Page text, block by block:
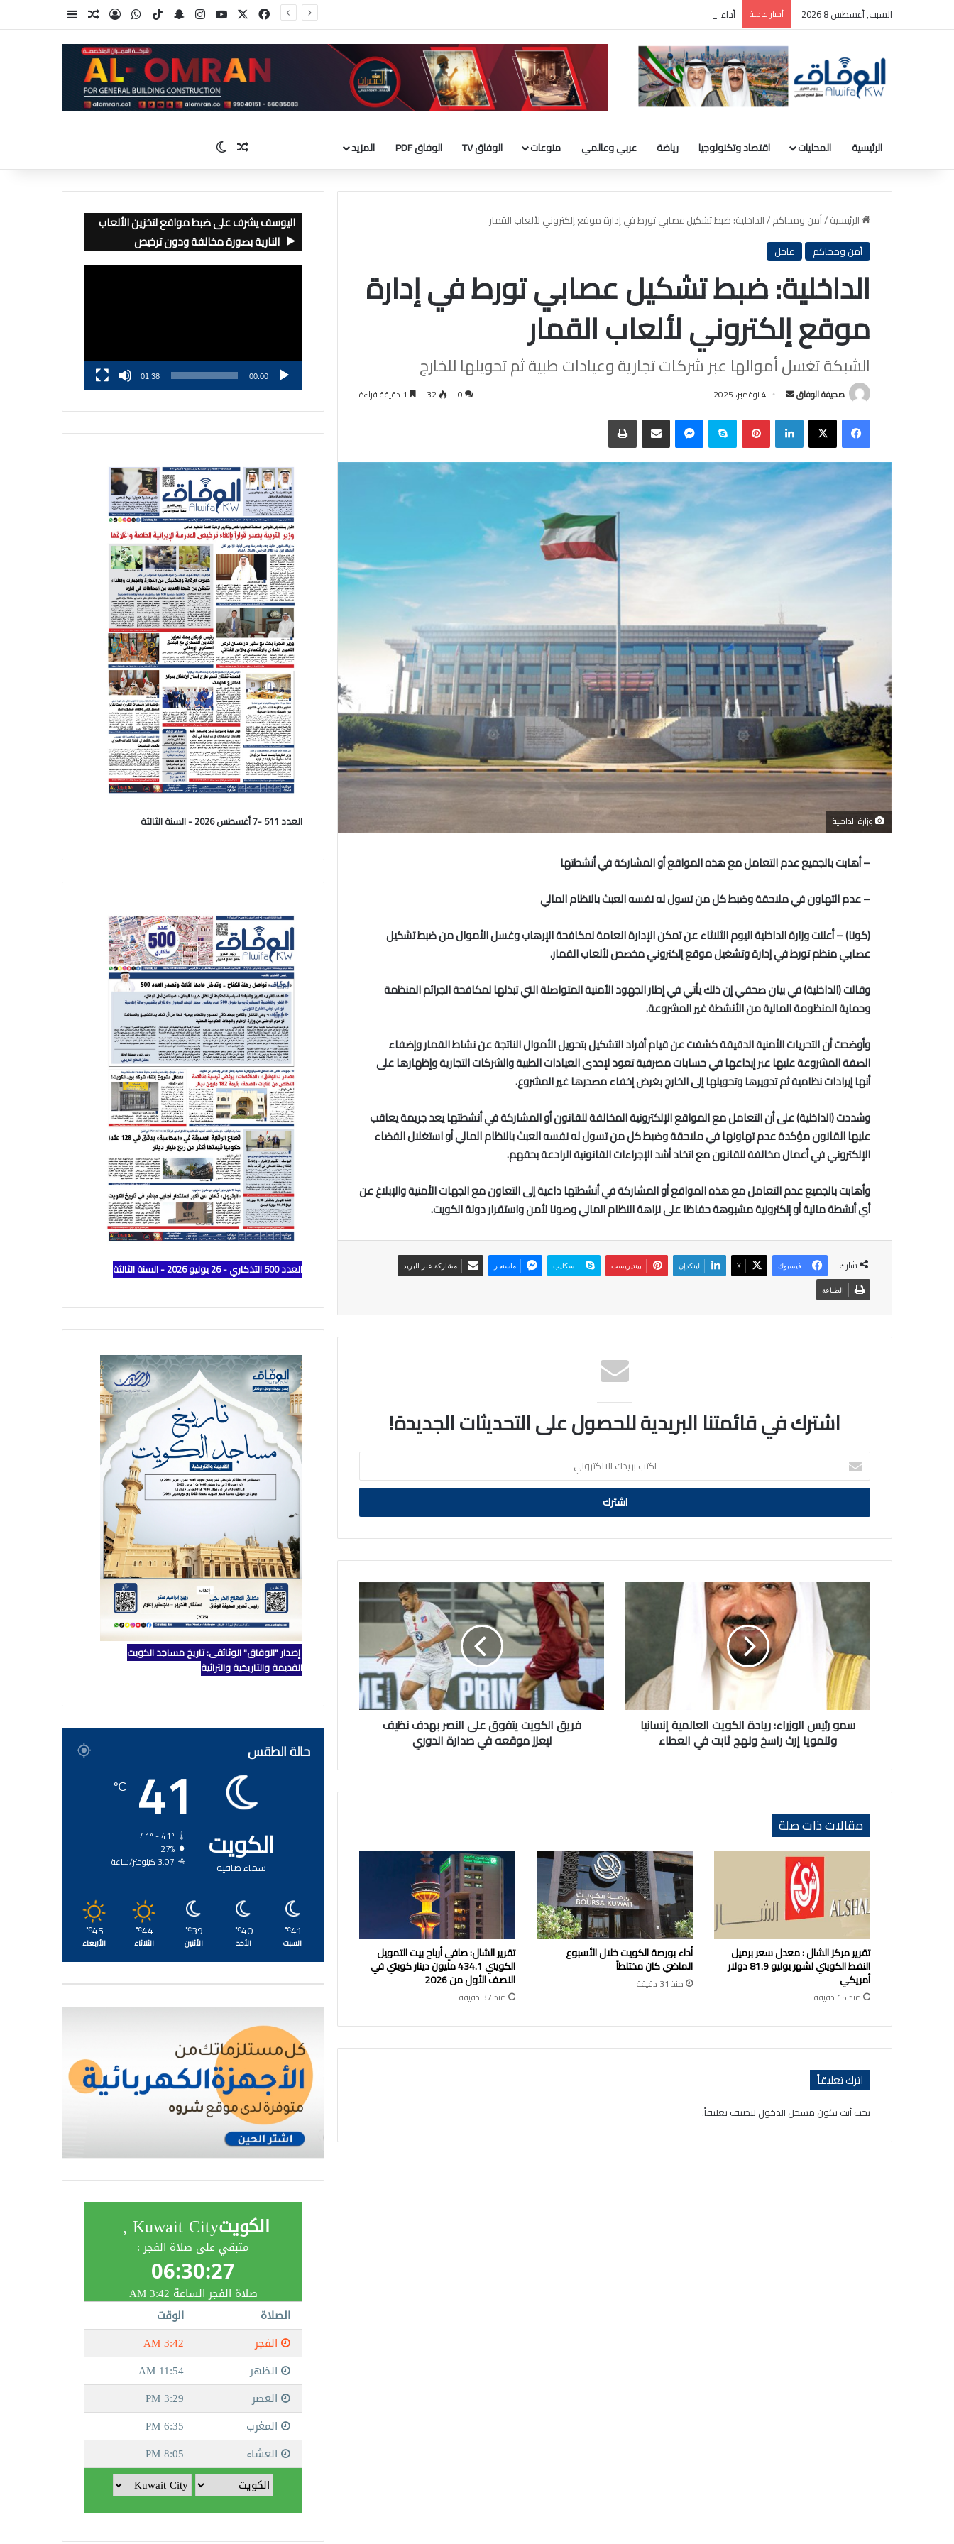
السبت, أغسطس 8 2026 أخبار عاجلة أداء بورصة الكويت خلال الأسبوع الماضي كان مختلطاً فيسبوك ‫YouTubeانستقرامسناب تشات
‫TikTokواتسابتسجيل الدخول
مقال عشوائي
إضافة عمود
الرئيسية المحليات اقتصاد وتكنولوجيا رياضة عربي وعالمي منوعات الوفاق TV الوفاق PDF المزيد مقال عشوائي
الوضع المظلم
الرئيسية/أمن ومحاكم/الداخلية: ضبط تشكيل عصابي تورط في إدارة موقع إلكتروني لألعاب القمار
أمن ومحاكم
عاجل
الداخلية: ضبط تشكيل عصابي تورط في إدارة
موقع إلكتروني لألعاب القمار
الشبكة تغسل أموالها عبر شركات تجارية وعيادات طبية ثم تحويلها للخارج
صحيفة الوفاق
أرسل
إلكترونيا
4 نوفمبر، 2025 0
32
فيسبوك‫X لينكدإن بينتيريستسكايب ماسنجر مشاركة عبر البريد الطباعة
وزارة الداخلية
– أهابت بالجميع عدم التعامل مع هذه المواقع أو المشاركة في أنشطتها
– عدم التهاون في ملاحقة وضبط كل من تسول له نفسه العبث بالنظام المالي
(كونا) – أعلنت وزارة الداخلية اليوم الثلاثاء عن تمكن الإدارة العامة لمكافحة الإرهاب وغسل الأموال من ضبط تشكيل
عصابي منظم تورط في إدارة وتشغيل موقع إلكتروني مخصص لألعاب القمار.
وقالت (الداخلية) في بيان صحفي إن ذلك يأتي في إطار الجهود الأمنية المتواصلة التي تبذلها لمكافحة الجرائم المنظمة
وحماية المنظومة المالية من الأنشطة غير المشروعة.
وأوضحت أن التحريات الأمنية الدقيقة كشفت عن قيام أفراد التشكيل بتحويل الأموال الناتجة عن نشاط القمار وإضفاء
الصفة المشروعة عليها عبر إيداعها في حسابات مصرفية تعود لإحدى العيادات الطبية والشركات التجارية وإظهارها على
أنها إيرادات نظامية ثم تدويرها وتحويلها إلى الخارج بغرض إخفاء مصدرها غير المشروع.
وشددت (الداخلية) على أن التعامل مع المواقع الإلكترونية المخالفة للقانون أو المشاركة في أنشطتها يعد جريمة يعاقب
عليها القانون مؤكدة عدم تهاونها في ملاحقة وضبط كل من تسول له نفسه العبث بالنظام المالي أو استغلال الفضاء
الإلكتروني في أعمال مخالفة للقانون مع اتخاد أشد الإجراءات القانونية الرادعة بحقهم.
وأهابت بالجميع عدم التعامل مع هذه المواقع أو المشاركة في أنشطتها داعية إلى التعاون مع الجهات الأمنية والإبلاغ عن
أي أنشطة مالية أو إلكترونية مشبوهة حفاظا على نزاهة النظام المالي وصونا لأمن واستقرار دولة الكويت.
شارك فيسبوك ‫X لينكدإن بينتيريست سكايب ماسنجر مشاركة عبر البريد
الطباعة
اشترك في قائمتنا البريدية للحصول على التحديثات الجديدة!
اكتب
بريدك
الالكتروني
سمو
رئيس
الكويت
العالمية
إنسانيا
وتنمويا
إرث
راسخ
في
سمو رئيس الوزراء: ريادة الكويت العالمية إنسانيا
وتنمويا إرث راسخ ونهج ثابت في العطاء
فريق
الكويت
يتفوق
على
النصر
بهدف
نظيف
ليعزز
موقعه
فريق الكويت يتفوق على النصر بهدف نظيف
ليعزز موقعه في صدارة الدوري
مقالات ذات صلة
تقرير مركز الشال : معدل سعر برميل
النفط الكويتي لشهر يوليو 81.9 دولار
أمريكي
منذ 15 دقيقة
أداء بورصة الكويت خلال الأسبوع
الماضي كان مختلطاً
منذ 31 دقيقة
تقرير الشال: صافي أرباح بيت التمويل
الكويتي 434.1 مليون دينار كويتي في
النصف الأول من 2026
منذ 37 دقيقة
اترك تعليقاً
يجب أنت تكون مسجل الدخول لتضيف تعليقاً.
اليوسف يشرف على ضبط مواقع لتخزين الألعاب
النارية بصورة مخالفة ودون ترخيص
00:00
01:38
العدد 511 -7 أغسطس 2026 - السنة الثالثة
العدد 500 التذكاري - 26 يوليو 2026 - السنة الثالثة
إصدار "الوفاق" الوثائقي: تاريخ مساجد الكويت
القديمة والتاريخية والتراثية
حالة الطقس
الكويت
سماء صافية
41
℃
27%
3.07 كيلومتر/ساعة
41
℃
السبت
40
℃
الأحد
39
℃
الأثنين
44
℃
الثلاثاء
45
℃
الأربعاء